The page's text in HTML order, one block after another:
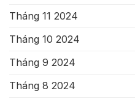
Tháng 11 2024
Tháng 10 2024
Tháng 9 2024
Tháng 8 2024